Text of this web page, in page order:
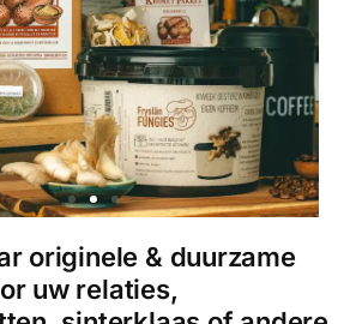
originele & duurzame
uw relaties,